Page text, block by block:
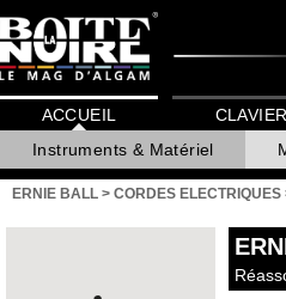
ACCUEIL
Instruments & Matériel
CLAVIER
ERNIE BALL > CORDES ELECTRIQUES